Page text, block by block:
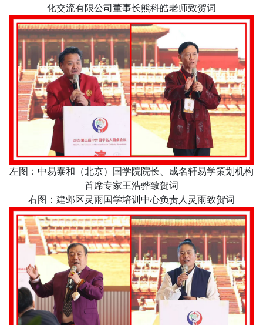
化交流有限公司董事长熊科皓老师致贺词
左图：中易泰和（北京）国学院院长、成名轩易学策划机构
首席专家王浩骅致贺词
右图：建邺区灵雨国学培训中心负责人灵雨致贺词